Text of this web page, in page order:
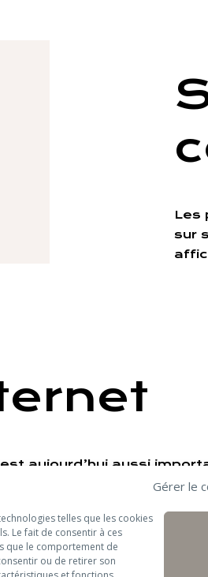
Gérer le
telles que les cookies
Le fait de consentir à ces
que le comportement de
ou de retirer son
Les
sur
aujourd’hui aussi
créons un site